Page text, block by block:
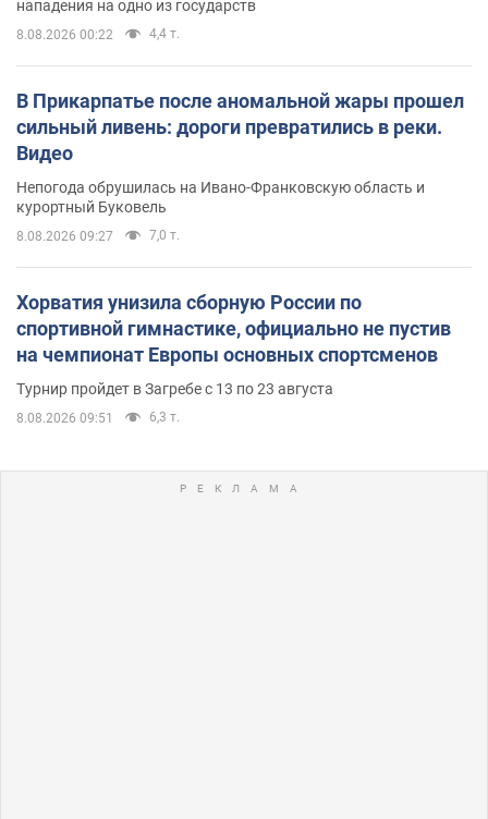
нападения на одно из государств
8.08.2026 00:22 4,4 т.
В Прикарпатье после аномальной жары прошел
сильный ливень: дороги превратились в реки.
Видео
Непогода обрушилась на Ивано-Франковскую область и
курортный Буковель
8.08.2026 09:27 7,0 т.
Хорватия унизила сборную России по
спортивной гимнастике, официально не пустив
на чемпионат Европы основных спортсменов
Турнир пройдет в Загребе с 13 по 23 августа
8.08.2026 09:51 6,3 т.